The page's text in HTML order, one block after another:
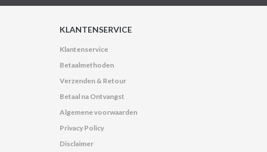
KLANTENSERVICE
Klantenservice
Betaalmethoden
Verzenden & Retour
Betaal na Ontvangst
Algemene voorwaarden
Privacy Policy
Disclaimer